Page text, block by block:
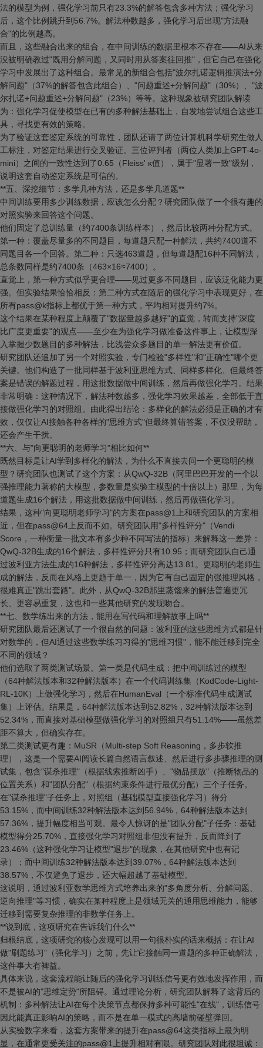
法的模型为例，强化学习前只有23.3%的解答包含多种方法；强化学习
后，这个比例跳升到56.7%。解法种数越多，强化学习后出现"方法融
合"的比例越高。
而且，这些融合出来的组合，在中间训练的数据里根本不存在——AI从来
没被明确教过"既用分解问题，又同时用从答案往回推"，但它自己在强化
学习中发展出了这种组合。最常见的新组合包括"波尔扎诺逻辑推演法+分
解问题"（37%的解答包含此组合）、"问题重述+分解问题"（30%）、"波
尔扎诺+问题重述+分解问题"（23%）等等。这种现象被研究团队解读
为：强化学习促使模型在已有的多种解法基础上，自发地尝试组合这些工
具，寻找更有效的策略。
为了验证这套鉴定系统的可靠性，团队还请了两位计算机科学研究生做人
工标注，对鉴定结果进行交叉验证。三位评判者（两位人类加上GPT-4o-
mini）之间的一致性达到了0.65（Fleiss' κ值），属于"显著一致"级别，
说明这套自动鉴定系统是可信的。
**五、深挖细节：多学几种方法，还是多学几道题**
中间训练要用多少训练数据，应该怎么分配？研究团队做了一个很有趣的
对照实验来回答这个问题。
他们固定了总训练量（约7400条训练样本），然后比较两种分配方式。
第一种：覆盖尽量多的不同题目，每道题只配一种解法，共约7400道不
同题目各一个回答。第二种：只选463道题，但每道题配16种不同解法，
总条数同样是约7400条（463×16≈7400）。
直觉上，第一种方式似乎更合理——见过更多不同题目，应该泛化能力更
强。但实验结果恰恰相反：第二种方式在随后的强化学习中表现更好，在
所有pass@k指标上都优于第一种方式，平均相对提升约7%。
这个结果在某种程度上颠覆了"数据量越多越好"的直觉，转而支持"深度
比广度更重要"的观点——至少在为强化学习做准备这件事上，让模型深
入掌握少数题目的多种解法，比浅尝众多题目的单一解法更有价值。
研究团队还追加了另一个对照实验，专门检验"多样性"和"正确性"哪个更
关键。他们构造了一批同样基于波利亚思维方式、同样多样化、但最终答
案是错误的解题过程，用这批数据做中间训练，然后再做强化学习。结果
非常明确：这种情况下，解法种数越多，强化学习效果越差，全部低于直
接做强化学习的对照组。由此得出结论：多样化的解法必须是正确的才有
效，仅仅让AI接触各种各样的"思维方式"但最终算错答案，不仅没帮助，
还会产生干扰。
**六、与"向更聪明的老师学习"相比如何**
既然目标是让AI学到多样化的解法，为什么不直接去问一个更聪明的模
型？研究团队也测试了这个方案：从QwQ-32B（阿里巴巴开发的一个以
强推理能力著称的大模型，参数量是实验主模型的十倍以上）那里，为每
道题生成16个解法，用这批数据做中间训练，然后再做强化学习。
结果，这种"向更聪明老师学习"的方案在pass@1上和研究团队的方案相
近，但在pass@64上反而不如。研究团队用"多样性评分"（Vendi
Score，一种衡量一批文本有多少种不同写法的指标）来解释这一差异：
QwQ-32B生成的16个解法，多样性评分只有10.95；而研究团队自己通
过波利亚方法生成的16种解法，多样性评分高达13.81。更聪明的老师生
成的解法，反而在风格上更趋于单一，因为它有自己固定的强推理风格，
很难真正"跳出套路"。此外，从QwQ-32B那里蒸馏来的解法普遍更冗
长、更容易重复，这也和一些其他研究的发现吻合。
**七、数学练出来的方法，能用在写代码和理解故事上吗**
研究团队最后还测试了一个很自然的问题：波利亚的这些思维方式都是针
对数学的，但AI通过这些数学练习习得的"思维习惯"，能不能迁移到完全
不同的领域？
他们选取了两类测试场景。第一类是代码生成：把中间训练过的模型
（64种解法版本和32种解法版本）在一个代码训练集（KodCode-Light-
RL-10K）上做强化学习，然后在HumanEval（一个标准代码生成测试
集）上评估。结果是，64种解法版本达到52.82%，32种解法版本达到
52.34%，而直接对基础模型做强化学习的对照组只有51.14%——虽然差
距不算大，但确实存在。
第二类测试更有趣：MuSR（Multi-step Soft Reasoning，多步软推
理），这是一个需要AI阅读长篇自然语言叙述、然后进行多步骤推理的测
试集，包含"谋杀推理"（根据线索推断凶手）、"物品摆放"（推断物品的
位置关系）和"团队分配"（根据约束条件进行最优分配）三个子任务。
在"谋杀推理"子任务上，对照组（基础模型直接强化学习）得分
53.15%，而中间训练32种解法版本达到56.94%，64种解法版本达到
57.36%，提升幅度相当可观。最令人惊讶的是"团队分配"子任务：基础
模型得分25.70%，直接强化学习对照组非但没有提升，反而降到了
23.46%（这种强化学习让模型"退步"的现象，在其他研究中也有记
录）；而中间训练32种解法版本达到39.07%，64种解法版本达到
38.57%，不仅避免了退步，还大幅超越了基础模型。
这说明，通过波利亚数学思维方式培养出来的"多角度分析、分解问题、
逆向推理"等习惯，确实在某种程度上是领域无关的通用思维能力，能够
迁移到需要复杂推理的非数学任务上。
**说到底，这项研究在告诉我们什么**
归根结底，这项研究的核心发现可以用一句很朴实的话来概括：在让AI
做"刷题练习"（强化学习）之前，先让它接触同一道题的多种正确解法，
这件事大有裨益。
具体来说，这套流程能让随后的强化学习训练信号更有效地发挥作用，而
不是被AI的"思维定势"所阻碍。通过理论分析，研究团队解释了这背后的
机制：多种解法让AI在每个决策节点都保持多种可能性"在线"，训练信号
因此能真正影响AI的策略，而不是在单一模式的高墙前碰壁弹回。
从实验数字来看，这套方案带来的提升在pass@64这类指标上最为明
显，在通常更受关注的pass@1上提升相对有限。研究团队对此很坦诚：